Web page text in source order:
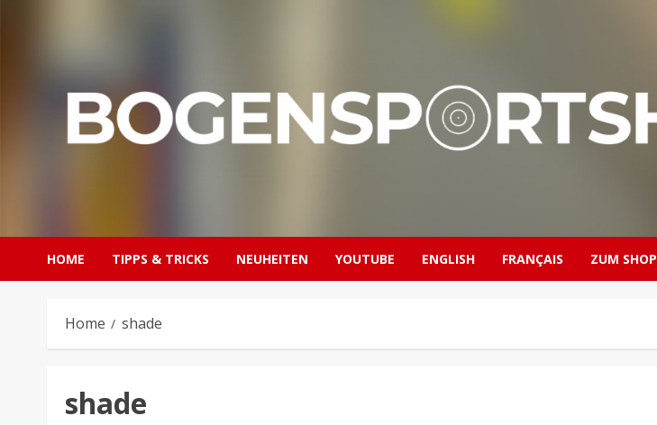
HOME TIPPS & TRICKS NEUHEITEN YOUTUBE ENGLISH FRANÇAIS ZUM SHOP
Home shade
shade